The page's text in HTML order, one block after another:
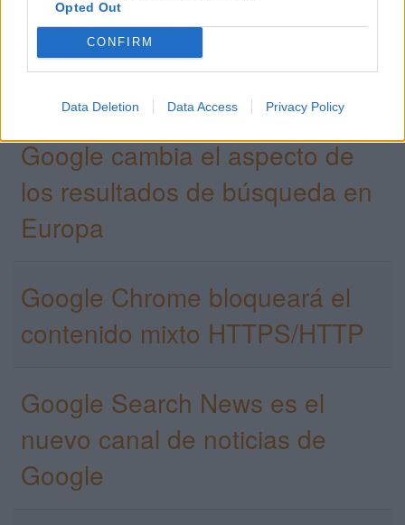
Opted Out
CONFIRM
Data Deletion Data Access Privacy Policy
BERT es la nueva actualización
del algoritmo de búsqueda de
Google cambia el aspecto de
los resultados de búsqueda en
Europa
Google Chrome bloqueará el
contenido mixto HTTPS/HTTP
Google Search News es el
nuevo canal de noticias de
Google